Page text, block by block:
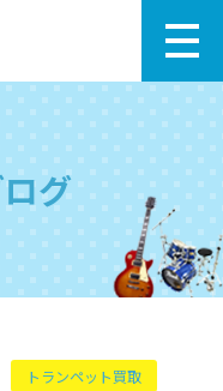
グ
トランペット買取